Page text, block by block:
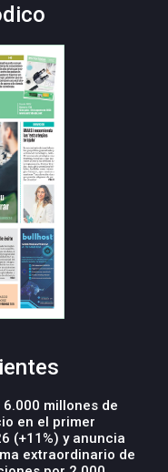
6.000 millones de
en el primer
(+11%) y anuncia
extraordinario de